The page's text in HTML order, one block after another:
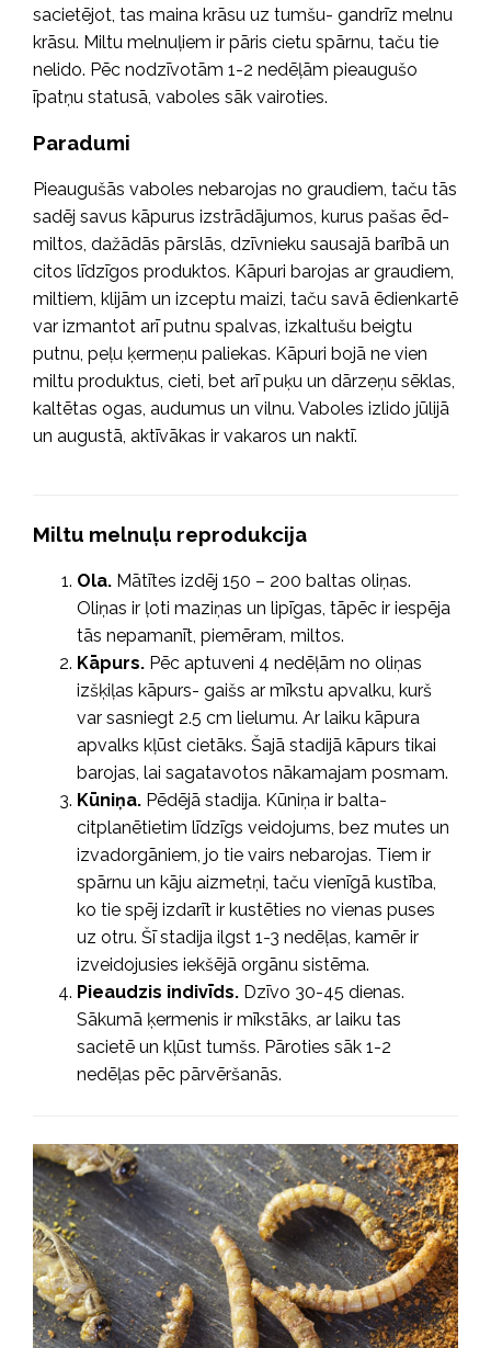
sacietējot, tas maina krāsu uz tumšu- gandrīz melnu
krāsu. Miltu melnuļiem ir pāris cietu spārnu, taču tie
nelido. Pēc nodzīvotām 1-2 nedēļām pieaugušo
īpatņu statusā, vaboles sāk vairoties.
Paradumi
Pieaugušās vaboles nebarojas no graudiem, taču tās
sadēj savus kāpurus izstrādājumos, kurus pašas ēd-
miltos, dažādās pārslās, dzīvnieku sausajā barībā un
citos līdzīgos produktos. Kāpuri barojas ar graudiem,
miltiem, klijām un izceptu maizi, taču savā ēdienkartē
var izmantot arī putnu spalvas, izkaltušu beigtu
putnu, peļu ķermeņu paliekas. Kāpuri bojā ne vien
miltu produktus, cieti, bet arī puķu un dārzeņu sēklas,
kaltētas ogas, audumus un vilnu. Vaboles izlido jūlijā
un augustā, aktīvākas ir vakaros un naktī.
Miltu melnuļu reprodukcija
Ola. Mātītes izdēj 150 – 200 baltas oliņas.
Oliņas ir ļoti maziņas un lipīgas, tāpēc ir iespēja
tās nepamanīt, piemēram, miltos.
Kāpurs. Pēc aptuveni 4 nedēļām no oliņas
izšķiļas kāpurs- gaišs ar mīkstu apvalku, kurš
var sasniegt 2.5 cm lielumu. Ar laiku kāpura
apvalks kļūst cietāks. Šajā stadijā kāpurs tikai
barojas, lai sagatavotos nākamajam posmam.
Kūniņa. Pēdējā stadija. Kūniņa ir balta-
citplanētietim līdzīgs veidojums, bez mutes un
izvadorgāniem, jo tie vairs nebarojas. Tiem ir
spārnu un kāju aizmetņi, taču vienīgā kustība,
ko tie spēj izdarīt ir kustēties no vienas puses
uz otru. Šī stadija ilgst 1-3 nedēļas, kamēr ir
izveidojusies iekšējā orgānu sistēma.
Pieaudzis indivīds. Dzīvo 30-45 dienas.
Sākumā ķermenis ir mīkstāks, ar laiku tas
sacietē un kļūst tumšs. Pāroties sāk 1-2
nedēļas pēc pārvēršanās.